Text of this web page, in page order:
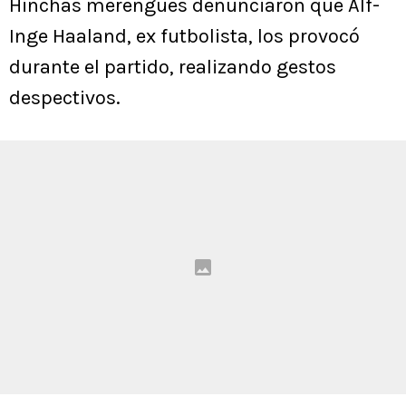
Hinchas merengues denunciaron que Alf-
Inge Haaland, ex futbolista, los provocó
durante el partido, realizando gestos
despectivos.